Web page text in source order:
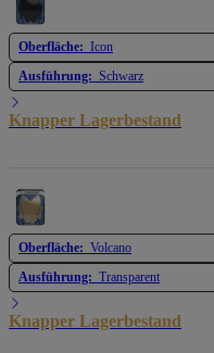
Oberfläche: Icon
Ausführung: Schwarz
Knapper Lagerbestand
Oberfläche: Volcano
Ausführung: Transparent
Knapper Lagerbestand